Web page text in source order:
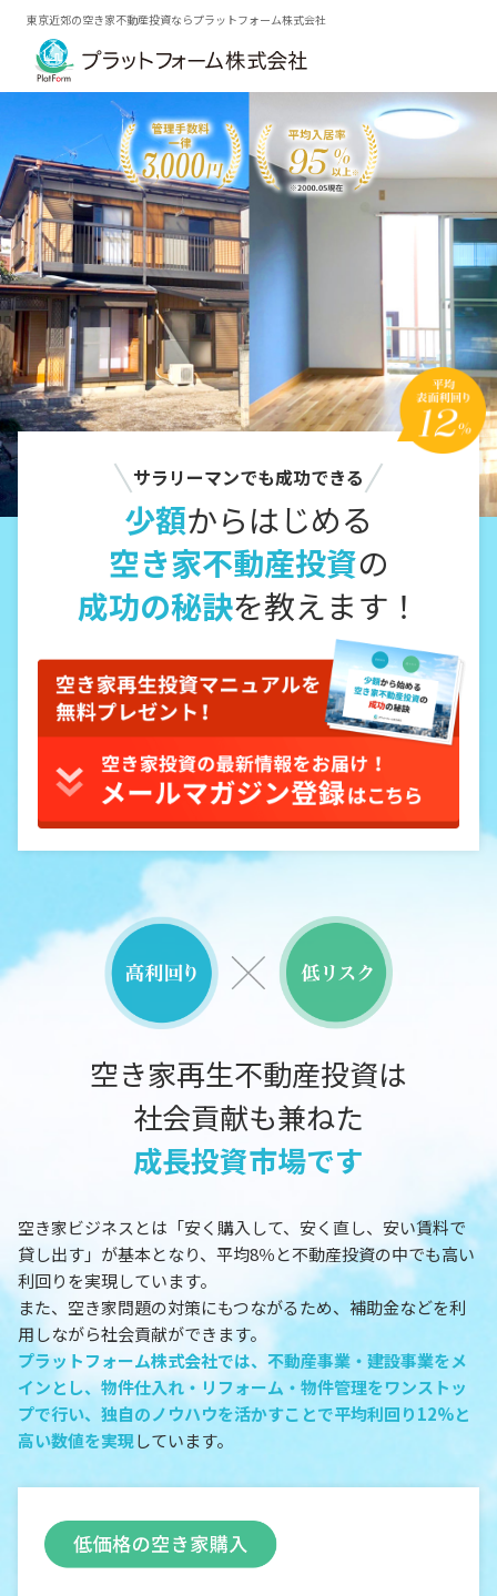
東京近郊の空き家不動産投資ならプラットフォーム株式会社
サラリーマンでも成功できる
少額からはじめる
空き家不動産投資の
成功の秘訣を教えます！
空き家再生不動産投資は
社会貢献も兼ねた
成長投資市場です
空き家ビジネスとは「安く購入して、安く直し、安い賃料で
貸し出す」が基本となり、平均8％と不動産投資の中でも高い
利回りを実現しています。
また、空き家問題の対策にもつながるため、補助金などを利
用しながら社会貢献ができます。
プラットフォーム株式会社では、不動産事業・建設事業をメ
インとし、物件仕入れ・リフォーム・物件管理をワンストッ
プで行い、独自のノウハウを活かすことで平均利回り12%と
高い数値を実現しています。